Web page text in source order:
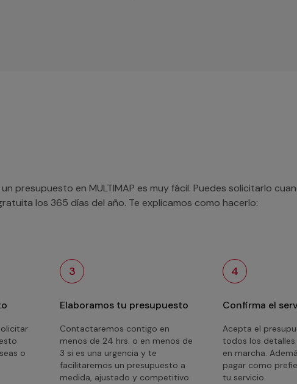
presupuesto en MULTIMAP es muy fácil. Puedes solicitarlo
los 365 días del año. Te explicamos como hacerlo:
o
3
Elaboramos tu presupuesto
Contactaremos contigo en
menos de 24 hrs. o en menos de
3 si es una urgencia y te
facilitaremos un presupuesto a
medida, ajustado y competitivo.
4
Confirma el
Acepta el
todos los
en marcha.
pagar como
tu servicio.